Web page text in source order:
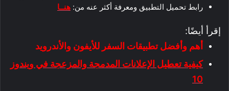
رابط تحميل التطبيق ومعرفة أكثر عنه من: هنــا
إقرأ أيضًا:
أهم وأفضل تطبيقات السفر للأيفون والأندرويد
كيفية تعطيل الإعلانات المدمجة والمزعجة في ويندوز
10